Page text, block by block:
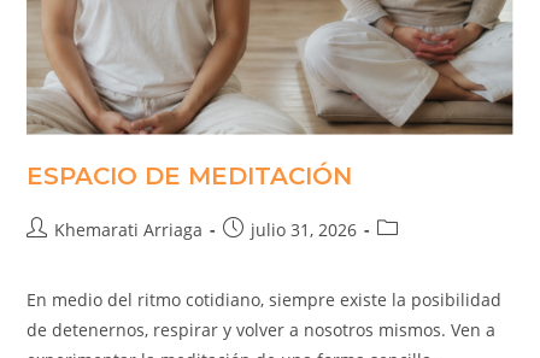
ESPACIO DE MEDITACIÓN
Khemarati Arriaga julio 31, 2026
En medio del ritmo cotidiano, siempre existe la posibilidad
de detenernos, respirar y volver a nosotros mismos. Ven a